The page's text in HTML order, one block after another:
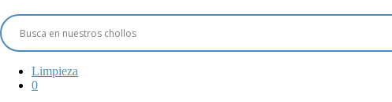
Limpieza
0